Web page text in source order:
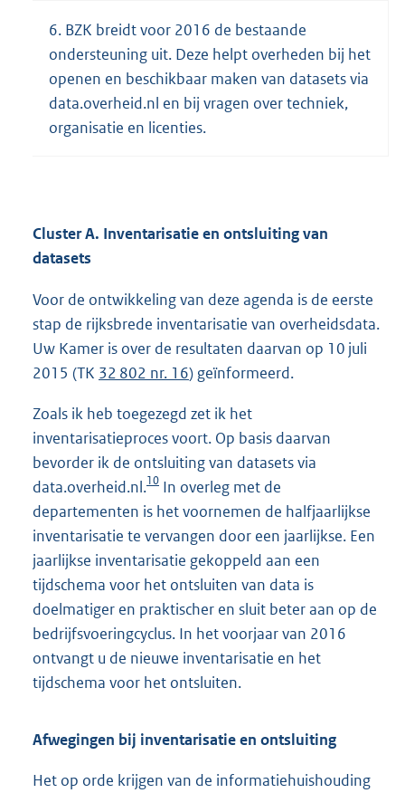
6. BZK breidt voor 2016 de bestaande
ondersteuning uit. Deze helpt overheden bij het
openen en beschikbaar maken van datasets via
data.overheid.nl en bij vragen over techniek,
organisatie en licenties.
Cluster A. Inventarisatie en ontsluiting van
datasets
Voor de ontwikkeling van deze agenda is de eerste
stap de rijksbrede inventarisatie van overheidsdata.
Uw Kamer is over de resultaten daarvan op 10 juli
2015 (TK 32 802 nr. 16) geïnformeerd.
Zoals ik heb toegezegd zet ik het
inventarisatieproces voort. Op basis daarvan
bevorder ik de ontsluiting van datasets via
data.overheid.nl.10 In overleg met de
departementen is het voornemen de halfjaarlijkse
inventarisatie te vervangen door een jaarlijkse. Een
jaarlijkse inventarisatie gekoppeld aan een
tijdschema voor het ontsluiten van data is
doelmatiger en praktischer en sluit beter aan op de
bedrijfsvoeringcyclus. In het voorjaar van 2016
ontvangt u de nieuwe inventarisatie en het
tijdschema voor het ontsluiten.
Afwegingen bij inventarisatie en ontsluiting
Het op orde krijgen van de informatiehuishouding